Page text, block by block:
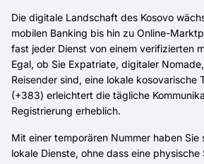
Die digitale Landschaft des Kosovo
mobilen Banking bis hin zu Online-
fast jeder Dienst von einem verifizierten
Egal, ob Sie Expatriate, digitaler
Reisender sind, eine lokale kosovarische
(+383) erleichtert die tägliche
Registrierung erheblich.
Mit einer temporären Nummer haben
lokale Dienste, ohne dass eine